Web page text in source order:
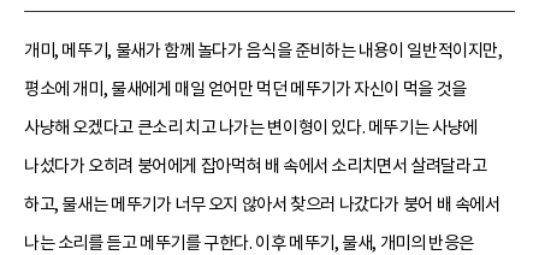
개미, 메뚜기, 물새가 함께 놀다가 음식을 준비하는 내용이 일반적이지만,
평소에 개미, 물새에게 매일 얻어만 먹던 메뚜기가 자신이 먹을 것을
사냥해 오겠다고 큰소리 치고 나가는 변이형이 있다. 메뚜기는 사냥에
나섰다가 오히려 붕어에게 잡아먹혀 배 속에서 소리치면서 살려달라고
하고, 물새는 메뚜기가 너무 오지 않아서 찾으러 나갔다가 붕어 배 속에서
나는 소리를 듣고 메뚜기를 구한다. 이후 메뚜기, 물새, 개미의 반응은